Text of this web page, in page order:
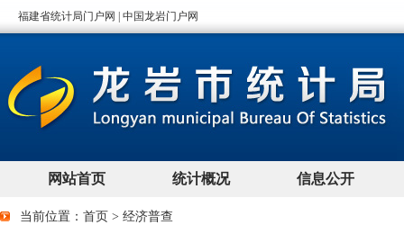
当前位置： 首页 > 经济普查